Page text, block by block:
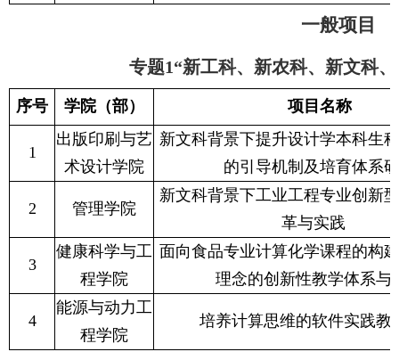
一般项目
专题1“新工科、新农科、新文科
序号 学院（部） 项目名称
1
出版印刷与艺
术设计学院
新文科背景下提升设计学本科生
的引导机制及培育体系
2 管理学院
新文科背景下工业工程专业创新
革与实践
3
健康科学与工
程学院
面向食品专业计算化学课程的构
理念的创新性教学体系与
4
能源与动力工
程学院
培养计算思维的软件实践教